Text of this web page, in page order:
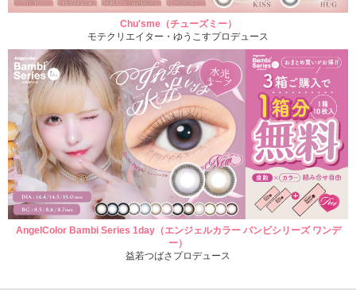
Chu'sme（チューズミー）
モテクリエイター・ゆうこすプロデュース
AngelColor Bambi Series 1day（エンジェルカラー バンビシリーズ ワンデ
ー）
益若つばさプロデュース